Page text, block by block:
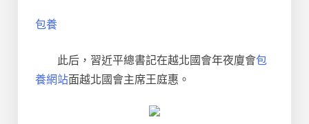
包養
此后，習近平總書記在越北國會年夜廈會包
養網站面越北國會主席王庭惠。